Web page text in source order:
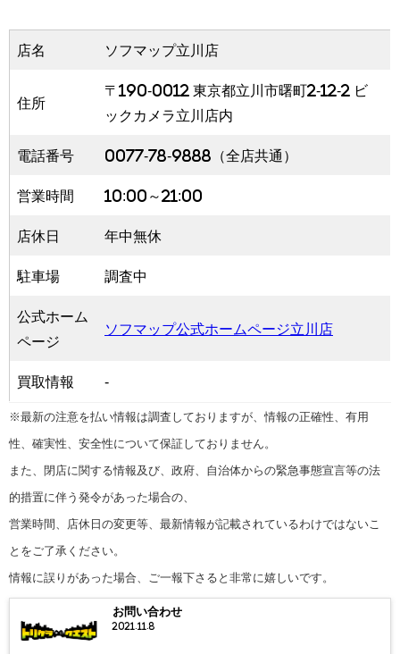
店名 ソフマップ立川店
住所
〒190-0012 東京都立川市曙町2-12-2 ビ
ックカメラ立川店内
電話番号 0077-78-9888（全店共通）
営業時間 10:00～21:00
店休日 年中無休
駐車場 調査中
公式ホーム
ページ
ソフマップ公式ホームページ立川店
買取情報 -
※最新の注意を払い情報は調査しておりますが、情報の正確性、有用
性、確実性、安全性について保証しておりません。
また、閉店に関する情報及び、政府、自治体からの緊急事態宣言等の法
的措置に伴う発令があった場合の、
営業時間、店休日の変更等、最新情報が記載されているわけではないこ
とをご了承ください。
情報に誤りがあった場合、ご一報下さると非常に嬉しいです。
お問い合わせ
2021.11.8